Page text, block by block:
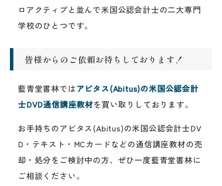
ロアクティブと並んで米国公認会計士の二大専門
学校のひとつです。
皆様からのご依頼お待ちしております！
藍青堂書林ではアビタス(Abitus)の米国公認会計
士DVD通信講座教材を買い取りしております。
お手持ちのアビタス(Abitus)の米国公認会計士DV
D・テキスト・MCカードなどの通信講座教材の売
却・処分をご検討中の方、ぜひ一度藍青堂書林に
ご相談ください。